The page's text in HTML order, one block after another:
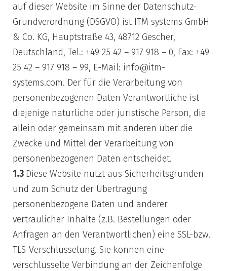
auf dieser Website im Sinne der Datenschutz-
Grundverordnung (DSGVO) ist ITM systems GmbH
& Co. KG, Hauptstraße 43, 48712 Gescher,
Deutschland, Tel.: +49 25 42 – 917 918 – 0, Fax: +49
25 42 – 917 918 – 99, E-Mail: info@itm-
systems.com. Der für die Verarbeitung von
personenbezogenen Daten Verantwortliche ist
diejenige natürliche oder juristische Person, die
allein oder gemeinsam mit anderen über die
Zwecke und Mittel der Verarbeitung von
personenbezogenen Daten entscheidet.
1.3Diese Website nutzt aus Sicherheitsgründen
und zum Schutz der Übertragung
personenbezogene Daten und anderer
vertraulicher Inhalte (z.B. Bestellungen oder
Anfragen an den Verantwortlichen) eine SSL-bzw.
TLS-Verschlüsselung. Sie können eine
verschlüsselte Verbindung an der Zeichenfolge